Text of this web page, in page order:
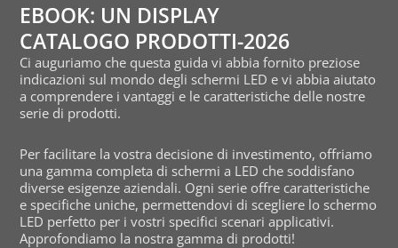
EBOOK: UN DISPLAY
CATALOGO PRODOTTI-2026
Ci auguriamo che questa guida vi abbia fornito preziose
indicazioni sul mondo degli schermi LED e vi abbia aiutato
a comprendere i vantaggi e le caratteristiche delle nostre
serie di prodotti.
Per facilitare la vostra decisione di investimento, offriamo
una gamma completa di schermi a LED che soddisfano
diverse esigenze aziendali. Ogni serie offre caratteristiche
e specifiche uniche, permettendovi di scegliere lo schermo
LED perfetto per i vostri specifici scenari applicativi.
Approfondiamo la nostra gamma di prodotti!